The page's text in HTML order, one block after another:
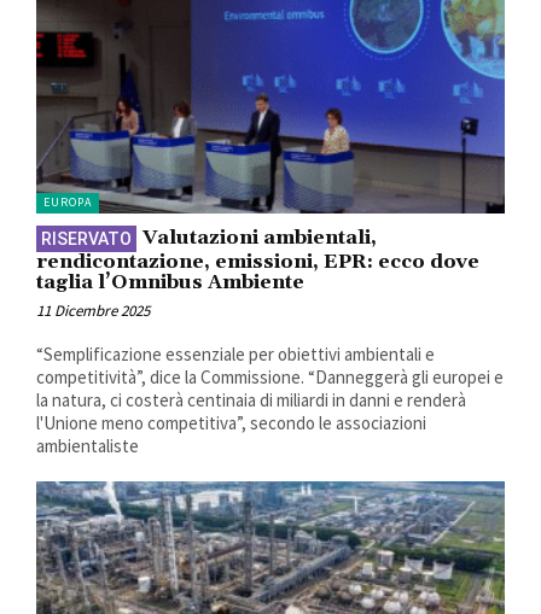
EUROPA
Valutazioni ambientali,
rendicontazione, emissioni, EPR: ecco dove
taglia l’Omnibus Ambiente
11 Dicembre 2025
“Semplificazione essenziale per obiettivi ambientali e
competitività”, dice la Commissione. “Danneggerà gli europei e
la natura, ci costerà centinaia di miliardi in danni e renderà
l'Unione meno competitiva”, secondo le associazioni
ambientaliste